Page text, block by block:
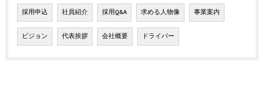
採用申込 社員紹介 採用Q&A 求める人物像 事業案内
ビジョン 代表挨拶 会社概要 ドライバー